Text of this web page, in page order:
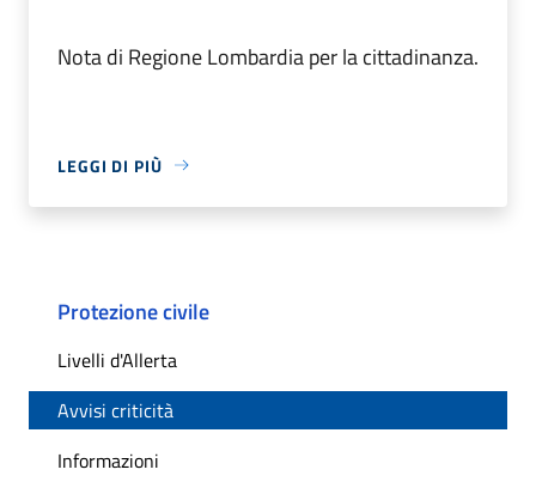
Nota di Regione Lombardia per la cittadinanza.
LEGGI DI PIÙ
Protezione civile
Livelli d'Allerta
Avvisi criticità
Informazioni